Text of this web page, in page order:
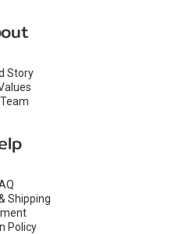
Story
Shipping
Policy